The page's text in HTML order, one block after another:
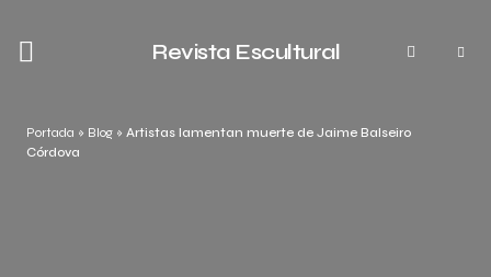
Revista Escultural
Portada » Blog » Artistas lamentan muerte de Jaime Balseiro
Córdova